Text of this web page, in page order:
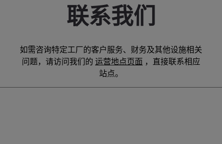
联系我们
如需咨询特定工厂的客户服务、财务及其他设施相关
问题，请访问我们的 运营地点页面 ，直接联系相应
站点。